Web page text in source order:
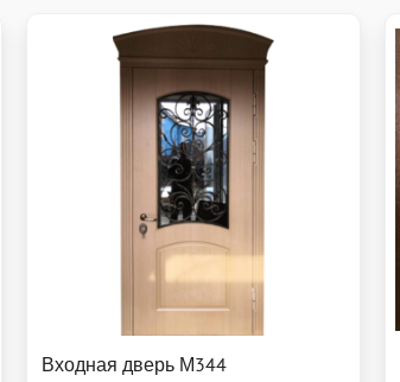
Входная дверь М344